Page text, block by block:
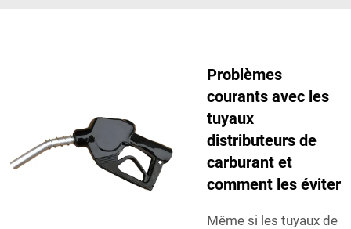
Problèmes
courants avec les
tuyaux
distributeurs de
carburant et
comment les éviter
Même si les tuyaux de